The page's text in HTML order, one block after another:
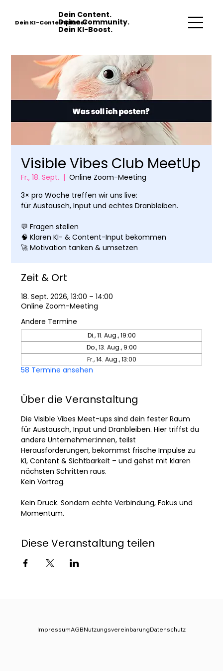
Dein Content.
Deine Community.
Dein KI-Boost.
Dein KI-Contentplaner
Visible Vibes Club MeetUp
Fr., 18. Sept.
  |
Online Zoom-Meeting
3× pro Woche treffen wir uns live:
für Austausch, Input und echtes Dranbleiben.
💬 Fragen stellen
🧠 Klaren KI- & Content-Input bekommen
🚀 Motivation tanken & umsetzen
Zeit & Ort
18. Sept. 2026, 13:00 – 14:00
Online Zoom-Meeting
Andere Termine
Di., 11. Aug., 19:00
Do., 13. Aug., 9:00
Fr., 14. Aug., 13:00
58 Termine ansehen
Über die Veranstaltung
Die Visible Vibes Meet-ups sind dein fester Raum
für Austausch, Input und Dranbleiben. Hier triffst du
andere Unternehmer:innen, teilst
Herausforderungen, bekommst frische Impulse zu
KI, Content & Sichtbarkeit – und gehst mit klaren
nächsten Schritten raus.
Kein Vortrag.
Kein Druck. Sondern echte Verbindung, Fokus und
Momentum.
Diese Veranstaltung teilen
Datenschutz
Nutzungsvereinbarung
AGB
Impressum